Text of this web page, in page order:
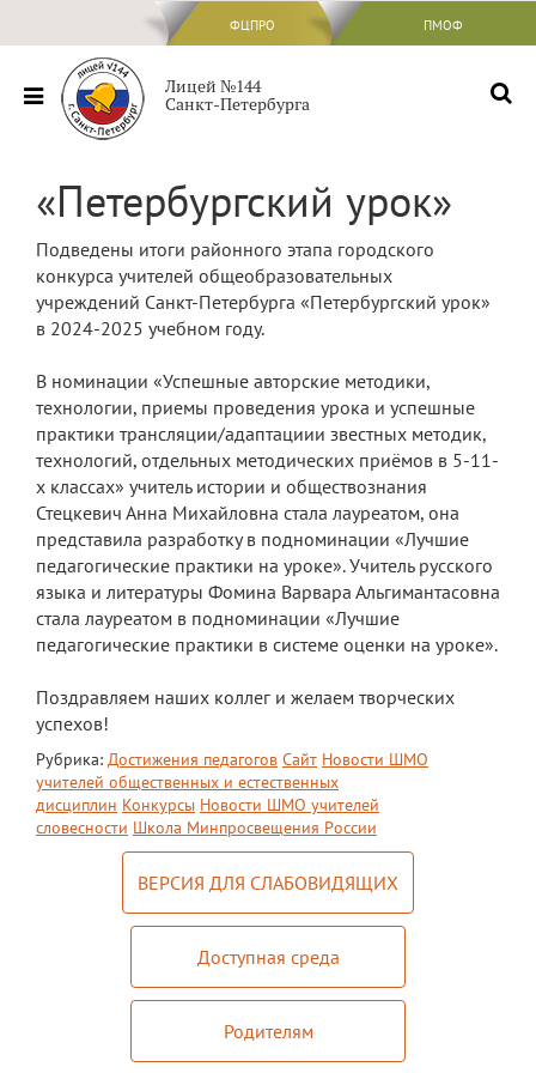
ФЦПРО ПМОФ
ФЦПРО
Сведения об ОО
Основные сведения
образовательной организацией
Образование
Образовательные стандарты и
Руководство
Педагогический состав
Материально-техническое обеспечение
и оснащенность образовательного
процесса. Доступная среда
Платные образовательные услуги
Финансово-хозяйственная деятельность
обучающихся
Стипендия и меры поддержки
обучающихся
Международное сотрудничество
Организация питания в лицее
Контакты и местонахождение
Лицей №144
Санкт-Петербурга
«Петербургский урок»
Подведены итоги районного этапа городского
конкурса учителей общеобразовательных
учреждений Санкт-Петербурга «Петербургский урок»
в 2024-2025 учебном году.
В номинации «Успешные авторские методики,
технологии, приемы проведения урока и успешные
практики трансляции/адаптациии звестных методик,
технологий, отдельных методических приёмов в 5-11-
х классах» учитель истории и обществознания
Стецкевич Анна Михайловна стала лауреатом, она
представила разработку в подноминации «Лучшие
педагогические практики на уроке». Учитель русского
языка и литературы Фомина Варвара Альгимантасовна
стала лауреатом в подноминации «Лучшие
педагогические практики в системе оценки на уроке».
Поздравляем наших коллег и желаем творческих
успехов!
Рубрика: Достижения педагогов Сайт Новости ШМО
учителей общественных и естественных
дисциплин Конкурсы Новости ШМО учителей
словесности Школа Минпросвещения России
ВЕРСИЯ ДЛЯ СЛАБОВИДЯЩИХ
Доступная среда
Родителям